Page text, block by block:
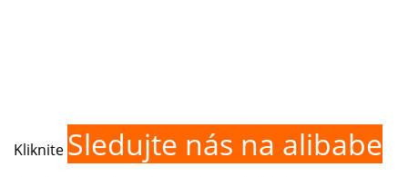
Kliknite Sledujte nás na alibabe